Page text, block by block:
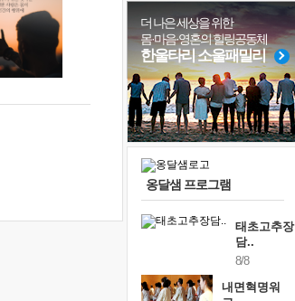
꿈이 실제가 되는 것
'말 타는 법'을 먼저
졸업식 사진을 보며
극심한 변비, 어깨결림, 수면 장애
아픈 아버지를 위한 공간 설계
슬럼프
보고 싶은 어머니
못된 꼰대들
#힐링
#독서캠프
#명상
#아이들
#계획
#친구
#바이러스
#극복
#링컨학교
#위기
#유튜브
더 나은 세상을 위한
몸·마음·영혼의 힐링공동체
한울타리 소울패밀리
옹달샘 프로그램
태초고추장
담..
8/8
내면혁명워